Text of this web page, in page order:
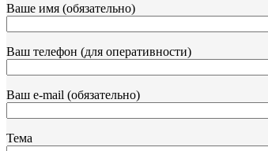
Ваше имя (обязательно)
Ваш телефон (для оперативности)
Ваш e-mail (обязательно)
Тема